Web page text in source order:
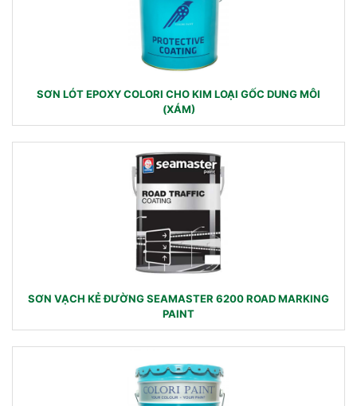
SƠN LÓT EPOXY COLORI CHO KIM LOẠI GỐC DUNG MÔI
(XÁM)
SƠN VẠCH KẺ ĐƯỜNG SEAMASTER 6200 ROAD MARKING
PAINT